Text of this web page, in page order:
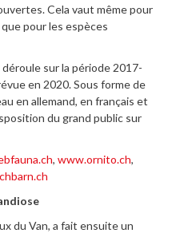
Cela vaut même pour
pour les espèces
sur la période 2017-
en 2020. Sous forme de
en allemand, en français et
du grand public sur
, www.ornito.ch,
du Van, a fait ensuite un